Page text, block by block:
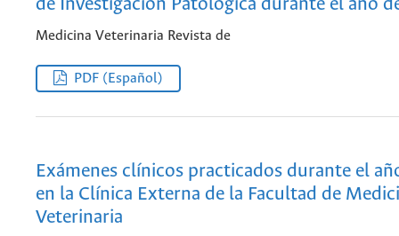
de Investigación Patológica durante el año
Medicina Veterinaria Revista de
PDF (Español)
Exámenes clínicos practicados durante el
en la Clínica Externa de la Facultad de
Veterinaria